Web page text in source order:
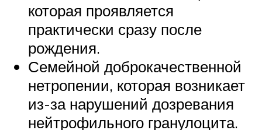
которая проявляется
практически сразу после
рождения.
Семейной доброкачественной
нетропении, которая возникает
из-за нарушений дозревания
нейтрофильного гранулоцита.